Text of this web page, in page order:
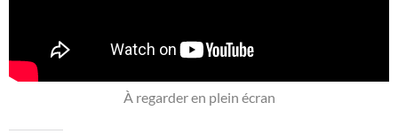
À regarder en plein écran